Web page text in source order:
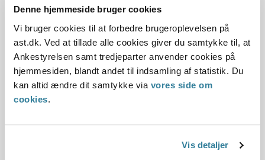
Denne hjemmeside bruger cookies
Vi bruger cookies til at forbedre brugeroplevelsen på
ast.dk. Ved at tillade alle cookies giver du samtykke til, at
Ankestyrelsen samt tredjeparter anvender cookies på
hjemmesiden, blandt andet til indsamling af statistik. Du
kan altid ændre dit samtykke via vores side om
cookies.
Vis detaljer
31.03.2010
Offentliggørelsesdato
10.07.2013
Paragraf